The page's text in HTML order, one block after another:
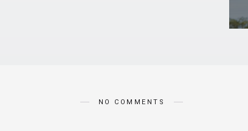
NO COMMENTS